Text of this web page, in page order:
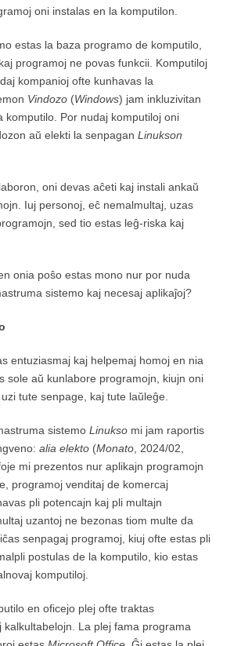
oni instalas en la komputilon.
estas la baza programo de komputilo,
programoj ne povas funkcii. Komputiloj
kompanioj ofte kunhavas la
Vindozo (Windows) jam inkluzivitan
komputilo. Por nudaj komputiloj oni
aŭ elekti la senpagan Linukson
oni devas aĉeti kaj instali ankaŭ
Iuj personoj, eĉ nemalmultaj, uzas
sed tio estas leĝ-riska kaj
onia poŝo estas mono nur por nuda
sistemo kaj necesaj aplikaĵoj?
entuziasmaj kaj helpemaj homoj en nia
sole aŭ kunlabore programojn, kiujn oni
tute senpage, kaj tute laŭleĝe.
sistemo Linukso mi jam raportis
alia elekto (Monato , 2024/02,
mi prezentos nur aplikajn programojn
programoj venditaj de komercaj
pli potencajn kaj pli multajn
uzantoj ne bezonas tiom multe da
senpagaj programoj, kiuj ofte estas pli
postulas de la komputilo, kio estas
komputiloj.
en oficejo plej ofte traktas
kalkultabelojn. La plej fama programa